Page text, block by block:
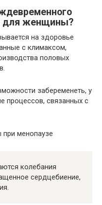
для женщины?
на здоровье
с климаксом,
половых
забеременеть, у
процессов, связанных с
колебания
сердцебиение,